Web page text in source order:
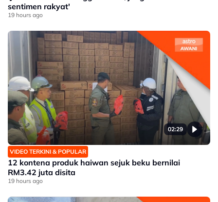
sentimen rakyat'
19 hours ago
02:29
VIDEO TERKINI & POPULAR
12 kontena produk haiwan sejuk beku bernilai
RM3.42 juta disita
19 hours ago